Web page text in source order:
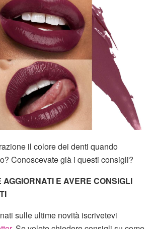
il colore dei denti quando
Conoscevate già i questi consigli?
E AVERE CONSIGLI
sulle ultime novità iscrivetevi